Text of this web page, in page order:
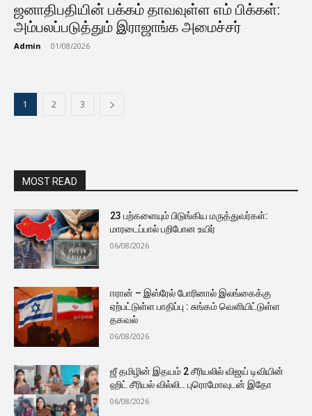
ஜனாதிபதியின் பக்கம் தாவவுள்ள எம் பிக்கள்:
அம்பலப்படுத்தும் இராஜாங்க அமைச்சர்
Admin - 01/08/2026
1 2 3
MOST READ
23 பற்களையும் பிடுங்கிய மருத்துவர்கள்:
மாரடைப்பால் பறிபோன உயிர்
06/08/2026
ஈரான் – இஸ்ரேல் போரினால் இலங்கைக்கு
ஏற்பட்டுள்ள பாதிப்பு : சுங்கம் வெளியிட்டுள்ள
தகவல்
06/08/2026
ஜீ தமிழின் இதயம் 2 சீரியலில் விஜய் டிவியின்
ஹிட் சீரியல் வில்லி.. புரொமோவுடன் இதோ
06/08/2026